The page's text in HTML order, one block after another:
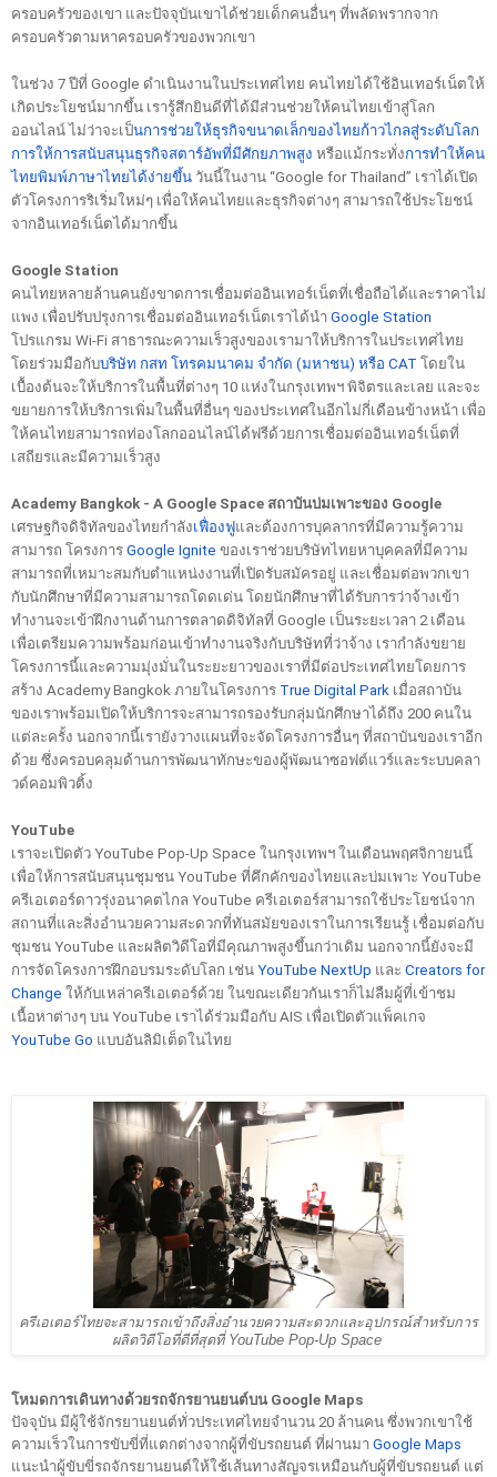
ครอบครัวของเขา และปัจจุบันเขาได้ช่วยเด็กคนอื่นๆ ที่พลัดพรากจาก
ครอบครัวตามหาครอบครัวของพวกเขา
ในช่วง 7 ปีที่ Google ดำเนินงานในประเทศไทย คนไทยได้ใช้อินเทอร์เน็ตให้
เกิดประโยชน์มากขึ้น เรารู้สึกยินดีที่ได้มีส่วนช่วยให้คนไทยเข้าสู่โลก
ออนไลน์ ไม่ว่าจะเป็นการช่วยให้ธุรกิจขนาดเล็กของไทยก้าวไกลสู่ระดับโลก
การให้การสนับสนุนธุรกิจสตาร์อัพที่มีศักยภาพสูง หรือแม้กระทั่งการทำให้คน
ไทยพิมพ์ภาษาไทยได้ง่ายขึ้น วันนี้ในงาน “Google for Thailand” เราได้เปิด
ตัวโครงการริเริ่มใหม่ๆ เพื่อให้คนไทยและธุรกิจต่างๆ สามารถใช้ประโยชน์
จากอินเทอร์เน็ตได้มากขึ้น
Google Station
คนไทยหลายล้านคนยังขาดการเชื่อมต่ออินเทอร์เน็ตที่เชื่อถือได้และราคาไม่
แพง เพื่อปรับปรุงการเชื่อมต่ออินเทอร์เน็ตเราได้นำ Google Station
โปรแกรม Wi-Fi สาธารณะความเร็วสูงของเรามาให้บริการในประเทศไทย
โดยร่วมมือกับบริษัท กสท โทรคมนาคม จำกัด (มหาชน) หรือ CAT โดยใน
เบื้องต้นจะให้บริการในพื้นที่ต่างๆ 10 แห่งในกรุงเทพฯ พิจิตรและเลย และจะ
ขยายการให้บริการเพิ่มในพื้นที่อื่นๆ ของประเทศในอีกไม่กี่เดือนข้างหน้า เพื่อ
ให้คนไทยสามารถท่องโลกออนไลน์ได้ฟรีด้วยการเชื่อมต่ออินเทอร์เน็ตที่
เสถียรและมีความเร็วสูง
Academy Bangkok - A Google Space สถาบันบ่มเพาะของ Google
เศรษฐกิจดิจิทัลของไทยกำลังเฟื่องฟูและต้องการบุคลากรที่มีความรู้ความ
สามารถ โครงการ Google Ignite ของเราช่วยบริษัทไทยหาบุคคลที่มีความ
สามารถที่เหมาะสมกับตำแหน่งงานที่เปิดรับสมัครอยู่ และเชื่อมต่อพวกเขา
กับนักศึกษาที่มีความสามารถโดดเด่น โดยนักศึกษาที่ได้รับการว่าจ้างเข้า
ทำงานจะเข้าฝึกงานด้านการตลาดดิจิทัลที่ Google เป็นระยะเวลา 2 เดือน
เพื่อเตรียมความพร้อมก่อนเข้าทำงานจริงกับบริษัทที่ว่าจ้าง เรากำลังขยาย
โครงการนี้และความมุ่งมั่นในระยะยาวของเราที่มีต่อประเทศไทยโดยการ
สร้าง Academy Bangkok ภายในโครงการ True Digital Park เมื่อสถาบัน
ของเราพร้อมเปิดให้บริการจะสามารถรองรับกลุ่มนักศึกษาได้ถึง 200 คนใน
แต่ละครั้ง นอกจากนี้เรายังวางแผนที่จะจัดโครงการอื่นๆ ที่สถาบันของเราอีก
ด้วย ซึ่งครอบคลุมด้านการพัฒนาทักษะของผู้พัฒนาซอฟต์แวร์และระบบคลา
วด์คอมพิวติ้ง
YouTube
เราจะเปิดตัว YouTube Pop-Up Space ในกรุงเทพฯ ในเดือนพฤศจิกายนนี้
เพื่อให้การสนับสนุนชุมชน YouTube ที่คึกคักของไทยและบ่มเพาะ YouTube
ครีเอเตอร์ดาวรุ่งอนาคตไกล YouTube ครีเอเตอร์สามารถใช้ประโยชน์จาก
สถานที่และสิ่งอำนวยความสะดวกที่ทันสมัยของเราในการเรียนรู้ เชื่อมต่อกับ
ชุมชน YouTube และผลิตวิดีโอที่มีคุณภาพสูงขึ้นกว่าเดิม นอกจากนี้ยังจะมี
การจัดโครงการฝึกอบรมระดับโลก เช่น YouTube NextUp และ Creators for
Change ให้กับเหล่าครีเอเตอร์ด้วย ในขณะเดียวกันเราก็ไม่ลืมผู้ที่เข้าชม
YouTube Go แบบอันลิมิเต็ดในไทย
ครีเอเตอร์ไทยจะสามารถเข้าถึงสิ่งอำนวยความสะดวกและอุปกรณ์สำหรับการ
ผลิตวิดีโอที่ดีที่สุดที่ YouTube Pop-Up Space
โหมดการเดินทางด้วยรถจักรยานยนต์บน Google Maps
ปัจจุบัน มีผู้ใช้จักรยานยนต์ทั่วประเทศไทยจำนวน 20 ล้านคน ซึ่งพวกเขาใช้
ความเร็วในการขับขี่ที่แตกต่างจากผู้ที่ขับรถยนต์ ที่ผ่านมา Google Maps
แนะนำผู้ขับขี่รถจักรยานยนต์ให้ใช้เส้นทางสัญจรเหมือนกับผู้ที่ขับรถยนต์ แต่